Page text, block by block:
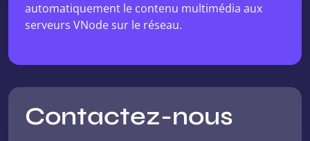
automatiquement le contenu multimédia aux
serveurs VNode sur le réseau.
Contactez-nous